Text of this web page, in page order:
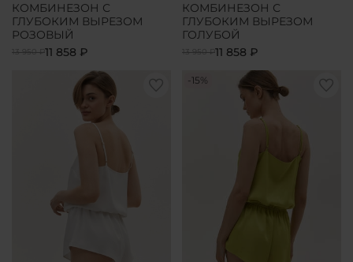
КОМБИНЕЗОН С
ГЛУБОКИМ ВЫРЕЗОМ
РОЗОВЫЙ
13 950 ₽11 858 ₽
КОМБИНЕЗОН С
ГЛУБОКИМ ВЫРЕЗОМ
ГОЛУБОЙ
13 950 ₽11 858 ₽
-15%